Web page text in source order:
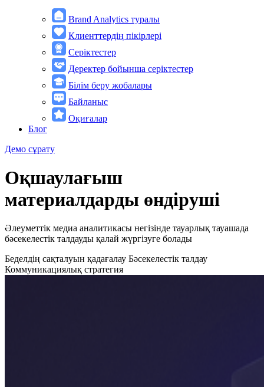
Brand Analytics туралы
Клиенттердің пікірлері
Серіктестер
Деректер бойынша серіктестер
Білім беру жобалары
Байланыс
Оқиғалар
Блог
Демо сұрату
Оқшаулағыш
материалдарды өндіруші
Әлеуметтік медиа аналитикасы негізінде тауарлық тауашада
бәсекелестік талдауды қалай жүргізуге болады
Беделдің сақталуын қадағалау Бәсекелестік талдау
Коммуникациялық стратегия